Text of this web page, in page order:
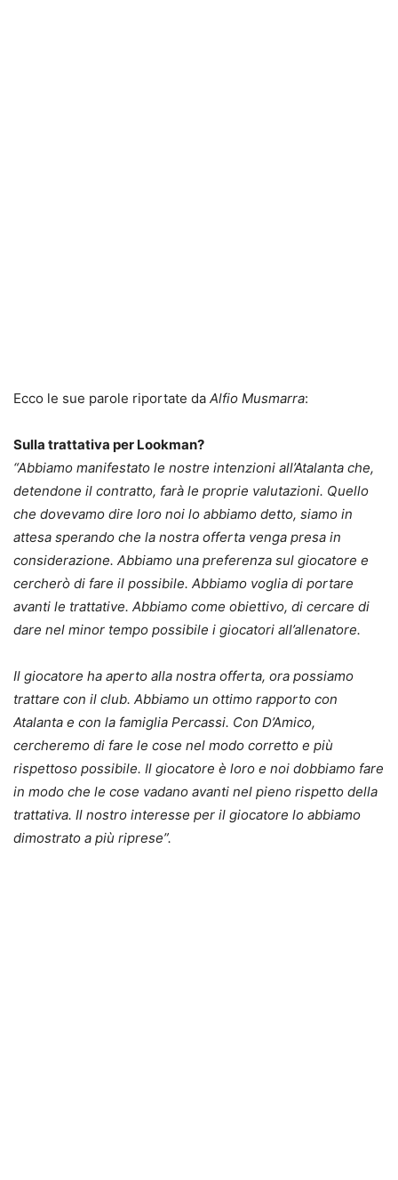
Ecco le sue parole riportate da Alfio Musmarra:
Sulla trattativa per Lookman?
“Abbiamo manifestato le nostre intenzioni all’Atalanta che,
detendone il contratto, farà le proprie valutazioni. Quello
che dovevamo dire loro noi lo abbiamo detto, siamo in
attesa sperando che la nostra offerta venga presa in
considerazione. Abbiamo una preferenza sul giocatore e
cercherò di fare il possibile. Abbiamo voglia di portare
avanti le trattative. Abbiamo come obiettivo, di cercare di
dare nel minor tempo possibile i giocatori all’allenatore.
Il giocatore ha aperto alla nostra offerta, ora possiamo
trattare con il club. Abbiamo un ottimo rapporto con
Atalanta e con la famiglia Percassi. Con D’Amico,
cercheremo di fare le cose nel modo corretto e più
rispettoso possibile. Il giocatore è loro e noi dobbiamo fare
in modo che le cose vadano avanti nel pieno rispetto della
trattativa. Il nostro interesse per il giocatore lo abbiamo
dimostrato a più riprese”.